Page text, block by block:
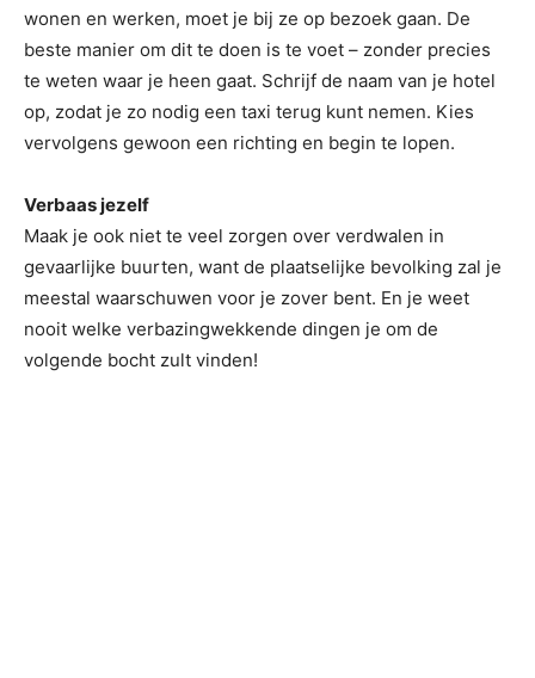
wonen en werken, moet je bij ze op bezoek gaan. De
beste manier om dit te doen is te voet – zonder precies
te weten waar je heen gaat. Schrijf de naam van je hotel
op, zodat je zo nodig een taxi terug kunt nemen. Kies
vervolgens gewoon een richting en begin te lopen.
Verbaas jezelf
Maak je ook niet te veel zorgen over verdwalen in
gevaarlijke buurten, want de plaatselijke bevolking zal je
meestal waarschuwen voor je zover bent. En je weet
nooit welke verbazingwekkende dingen je om de
volgende bocht zult vinden!